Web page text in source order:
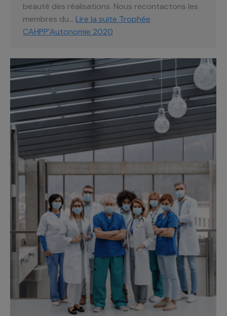
beauté des réalisations. Nous recontactons les
membres du… Lire la suite Trophée
CAHPP’Autonomie 2020